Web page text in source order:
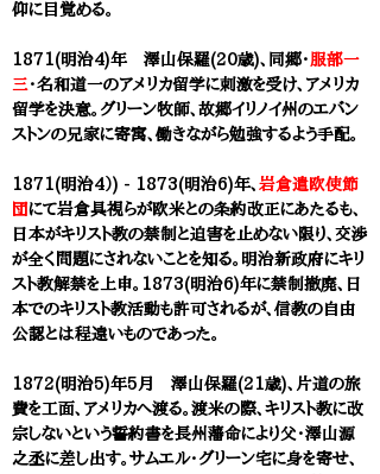
仰に目覚める。
1871(明治4)年 澤山保羅(20歳)、同郷・ 服部一
三 ・名和道一のアメリカ留学に刺激を受け、アメリカ
留学を決意。グリーン牧師、故郷イリノイ州のエバン
ストンの兄家に寄寓、働きながら勉強するよう手配。
1871(明治4）) - 1873(明治6)年、 岩倉遣欧使節
団にて岩倉具視らが欧米との条約改正にあたるも、
日本がキリスト教の禁制と迫害を止めない限り、交渉
が全く問題にされないことを知る。明治新政府にキリ
スト教解禁を上申。1873(明治6)年に禁制撤廃、日
本でのキリスト教活動も許可されるが、信教の自由
公認とは程遠いものであった。
1872(明治5)年5月 澤山保羅(21歳)、片道の旅
費を工面、アメリカへ渡る。渡米の際、キリスト教に改
宗しないという誓約書を長州藩命により父・澤山源
之丞に差し出す。サムエル・グリーン宅に身を寄せ、